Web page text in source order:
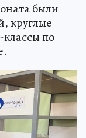
были
круглые
по